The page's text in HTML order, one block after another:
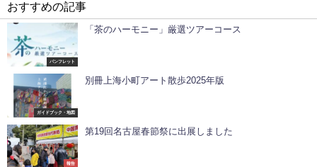
おすすめの記事
パンフレット
「茶のハーモニー」厳選ツアーコース
ガイドブック・地図
別冊上海小町アート散歩2025年版
報告
第19回名古屋春節祭に出展しました